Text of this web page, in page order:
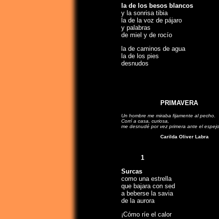
la de los besos blancos
y la sonrisa tibia
la de la voz de pájaro
y palabras
de miel y de rocío
la de caminos de agua
la de los pies
desnudos
PRIMAVERA
Un hombre me miraba fijamente al pecho.
Corrí a casa, curiosa,
me desnudé por vez primera ante el
Carilda Oliver Labra
1
Surcas
como una estrella
que bajara con sed
a beberse la savia
de la aurora
¡Cómo ríe el calor